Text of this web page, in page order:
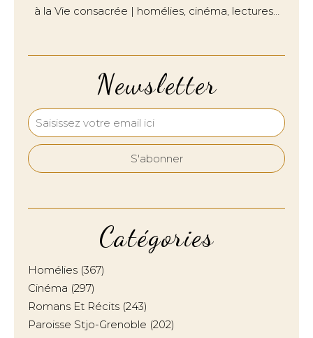
Newsletter
Catégories
Homélies (367)
Cinéma (297)
Romans Et Récits (243)
Paroisse Stjo-Grenoble (202)
à la Vie consacrée | homélies, cinéma, lectures…